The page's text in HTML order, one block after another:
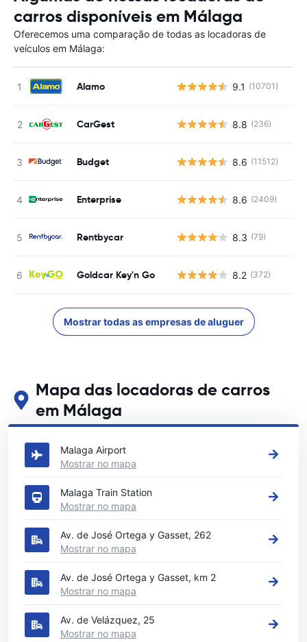
carros disponíveis em Málaga
Oferecemos uma comparação de todas as locadoras de
veículos em Málaga:
Alamo 9.1 (10701)
CarGest 8.8 (236)
Budget 8.6 (11512)
Enterprise 8.6 (2409)
Rentbycar 8.3 (79)
Goldcar Key'n Go 8.2 (372)
Mostrar todas as empresas de aluguer
Mapa das locadoras de carros
em Málaga
Veja nossos principais locais de aluguel de carros em Málaga
Malaga Airport
Mostrar no mapa
Malaga Train Station
Mostrar no mapa
Av. de José Ortega y Gasset, 262
Mostrar no mapa
Av. de José Ortega y Gasset, km 2
Mostrar no mapa
Av. de Velázquez, 25
Mostrar no mapa